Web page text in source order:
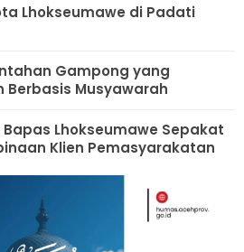
Lhokseumawe di Padati
Gampong yang
Berbasis Musyawarah
Lhokseumawe Sepakat
Klien Pemasyarakatan